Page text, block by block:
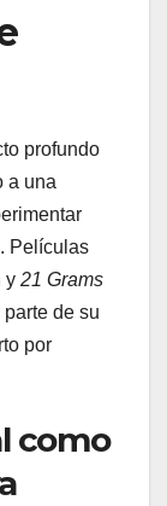
profundo
a una
Películas
y 21 Grams
de su
por
como